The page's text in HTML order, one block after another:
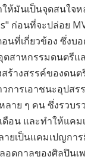
ให้มันเป็นจุดสนใจ
ก่อนที่จะปล่อย
นที่เกี่ยวข้อง ซึ่งบอ
ตสาหกรรมดนตรีแ
ร้างสรรค์ของดนต
การเอาชนะอุปส
ลาย ๆ คน ซึ่งรวบ
อน และทำให้แคม
ายเป็นแคมเปญกา
อดกาลของศิลปินเ